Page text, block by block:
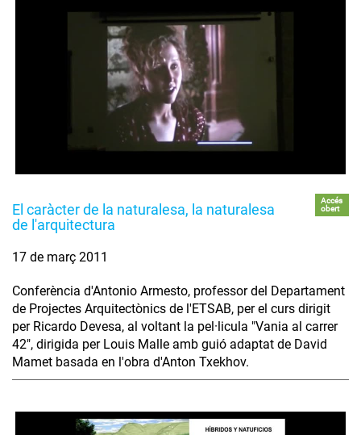
El caràcter de la naturalesa, la naturalesa
de l'arquitectura
Accés
obert
17 de març 2011
Conferència d'Antonio Armesto, professor del Departament
de Projectes Arquitectònics de l'ETSAB, per el curs dirigit
per Ricardo Devesa, al voltant la pel·licula "Vania al carrer
42", dirigida per Louis Malle amb guió adaptat de David
Mamet basada en l'obra d'Anton Txekhov.